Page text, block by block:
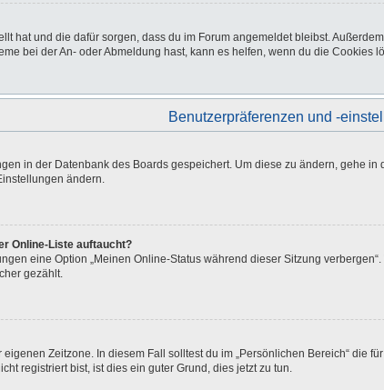
hat und die dafür sorgen, dass du im Forum angemeldet bleibst.
bei der An- oder Abmeldung hast, kann es helfen, wenn du die Cookies
Benutzerpräferenzen und -
in der Datenbank des Boards gespeichert. Um diese zu ändern, gehe
ändern.
Online-Liste auftaucht?
eine Option „Meinen Online-Status während dieser Sitzung
gezählt.
Zeitzone. In diesem Fall solltest du im „Persönlichen Bereich“ die
registriert bist, ist dies ein guter Grund, dies jetzt zu tun.